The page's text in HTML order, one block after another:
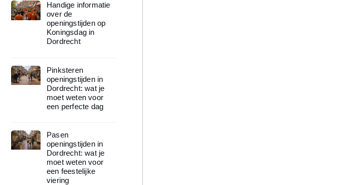
Handige informatie
over de
openingstijden op
Koningsdag in
Dordrecht
Pinksteren
openingstijden in
Dordrecht: wat je
moet weten voor
een perfecte dag
Pasen
openingstijden in
Dordrecht: wat je
moet weten voor
een feestelijke
viering